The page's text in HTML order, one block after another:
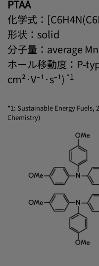
PTAA
化学式：
形状：solid
分子量：average
ホール移動度：P-
cm²·V⁻¹·s⁻¹) *1
*1: Sustainable Energy Fuels,
Chemistry)